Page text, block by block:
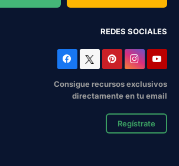
REDES SOCIALES
Consigue recursos exclusivos
directamente en tu email
Regístrate